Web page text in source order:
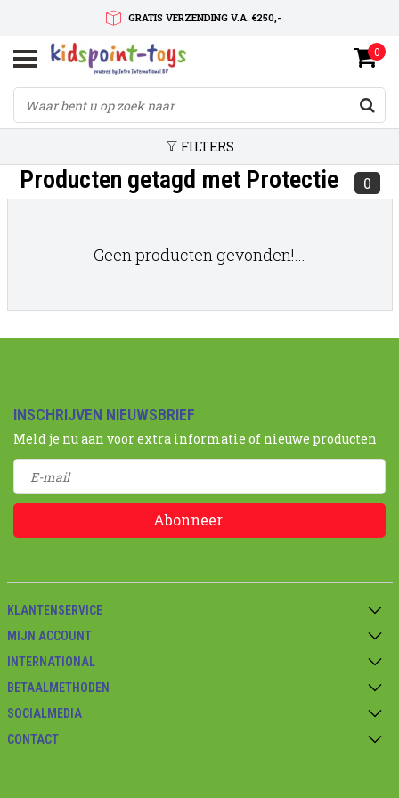
GRATIS VERZENDING V.A. €250,-
SNELLE LEVERTIJD
SERVICE OP MAAT
0
FILTERS
Producten getagd met Protectie 0
Geen producten gevonden!...
INSCHRIJVEN NIEUWSBRIEF
Meld je nu aan voor extra informatie of nieuwe producten
Abonneer
KLANTENSERVICE
MIJN ACCOUNT
INTERNATIONAL
BETAALMETHODEN
SOCIALMEDIA
CONTACT